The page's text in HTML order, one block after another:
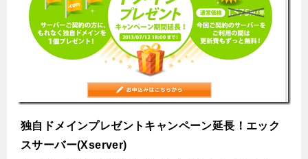
独自ドメインプレゼントキャンペーン延長！エック
スサーバー(Xserver)